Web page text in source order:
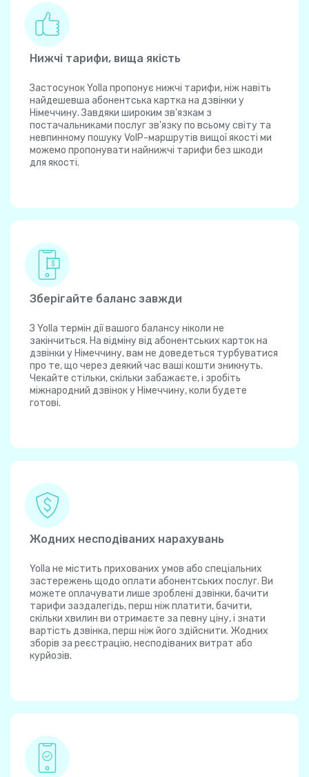
Нижчі тарифи, вища якість
Застосунок Yolla пропонує нижчі тарифи, ніж навіть
найдешевша абонентська картка на дзвінки у
Німеччину. Завдяки широким зв'язкам з
постачальниками послуг зв'язку по всьому світу та
невпинному пошуку VoIP-маршрутів вищої якості ми
можемо пропонувати найнижчі тарифи без шкоди
для якості.
Зберігайте баланс завжди
З Yolla термін дії вашого балансу ніколи не
закінчиться. На відміну від абонентських карток на
дзвінки у Німеччину, вам не доведеться турбуватися
про те, що через деякий час ваші кошти зникнуть.
Чекайте стільки, скільки забажаєте, і зробіть
міжнародний дзвінок у Німеччину, коли будете
готові.
Жодних несподіваних нарахувань
Yolla не містить прихованих умов або спеціальних
застережень щодо оплати абонентських послуг. Ви
можете оплачувати лише зроблені дзвінки, бачити
тарифи заздалегідь, перш ніж платити, бачити,
скільки хвилин ви отримаєте за певну ціну, і знати
вартість дзвінка, перш ніж його здійснити. Жодних
зборів за реєстрацію, несподіваних витрат або
курйозів.